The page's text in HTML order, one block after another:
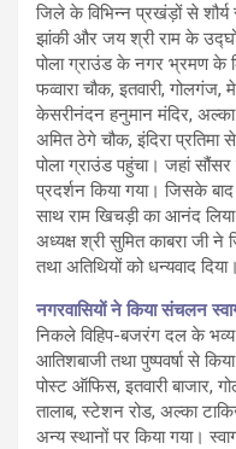
जिले के विभिन्न प्रखंड़ों से
झांकी और जय श्री राम के
पोला ग्राउंड के नगर भ्रमण के
फव्वारा चौक, इतवारी, गोलगंज,
केसरीनंदन हनुमान मंदिर,
अमित ठेगे चौक, इंदिरा प्रतिमा
पोला ग्राउंड पहुंचा। जहां
प्रदर्शन किया गया। जिसके
साथ राम खिचड़ी का आनंद
अध्यक्ष श्री सुमित काबरा जी ने
तथा अतिथियों को धन्यवाद दिया।
नगरवासियों ने किया संचलन
निकले विहिप-बजरंग दल के भव्य
आतिशबाजी तथा पुष्पवर्षा से
पोस्ट ऑफिस, इतवारी बाजार,
तालाब, स्टेशन रोड, अल्का
अन्य स्थानों पर किया गया।